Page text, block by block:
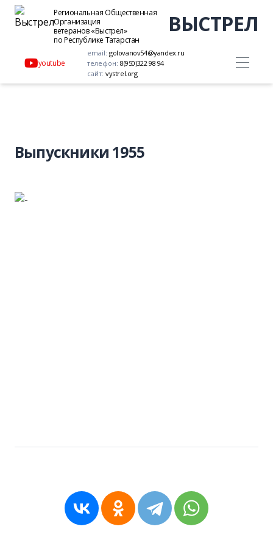
Региональная Общественная
Организация
ветеранов «Выстрел»
по Республике Татарстан
ВЫСТРЕЛ
youtube
email: golovanov54@yandex.ru
телефон: 8(950)322 98 94
сайт: vystrel.org
Выпускники 1955